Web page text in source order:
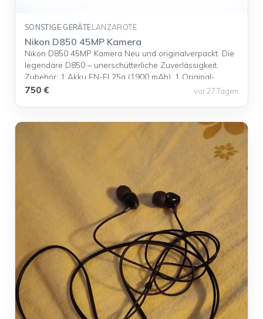
SONSTIGE GERÄTELANZAROTE
Nikon D850 45MP Kamera
Nikon D850 45MP Kamera Neu und originalverpackt. Die
legendäre D850 – unerschütterliche Zuverlässigkeit.
Zubehör: 1 Akku EN-EL25a (1900 mAh), 1 Original-
Nikon-Ladegerät, 1 neuer Trageriemen. Sofort lieferbar
more"
href="https://kanarenanzeigen.com/anzeigen/nikon-d850-
45mp-kamera/" aria-label="Mehr Informationen über
750 € vor 27 Tagen